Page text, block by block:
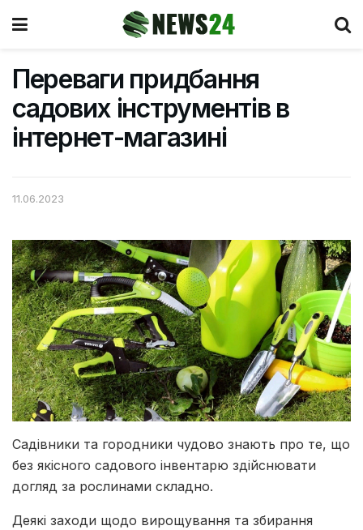
Переваги придбання
садових інструментів в
інтернет-магазині
11.06.2023
Садівники та городники чудово знають про те, що
без якісного садового інвентарю здійснювати
догляд за рослинами складно.
Деякі заходи щодо вирощування та збирання